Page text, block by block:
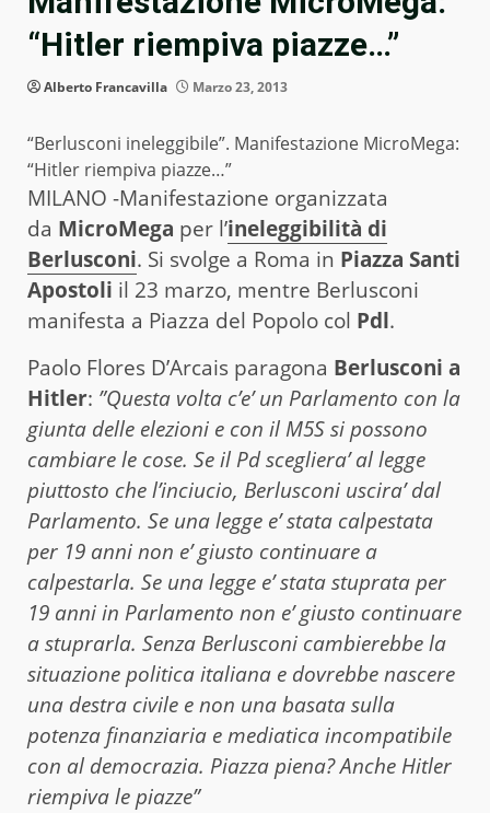
“Hitler riempiva piazze…”
Alberto Francavilla Marzo 23, 2013
“Berlusconi ineleggibile”. Manifestazione MicroMega:
“Hitler riempiva piazze…”
MILANO -Manifestazione organizzata
da MicroMega per l’ineleggibilità di
Berlusconi. Si svolge a Roma in Piazza Santi
Apostoli il 23 marzo, mentre Berlusconi
manifesta a Piazza del Popolo col Pdl.
Paolo Flores D’Arcais paragona Berlusconi a
Hitler: ”Questa volta c’e’ un Parlamento con la
giunta delle elezioni e con il M5S si possono
cambiare le cose. Se il Pd scegliera’ al legge
piuttosto che l’inciucio, Berlusconi uscira’ dal
Parlamento. Se una legge e’ stata calpestata
per 19 anni non e’ giusto continuare a
calpestarla. Se una legge e’ stata stuprata per
19 anni in Parlamento non e’ giusto continuare
a stuprarla. Senza Berlusconi cambierebbe la
situazione politica italiana e dovrebbe nascere
una destra civile e non una basata sulla
potenza finanziaria e mediatica incompatibile
con al democrazia. Piazza piena? Anche Hitler
riempiva le piazze”